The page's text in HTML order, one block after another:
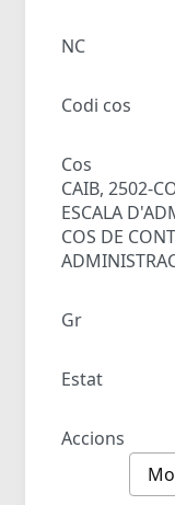
NC
Codi cos
Cos
CAIB, 2502-
ESCALA
COS DE
Gr
Estat
Accions